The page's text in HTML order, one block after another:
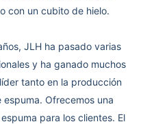
con un cubito de hielo.
JLH ha pasado varias
y ha ganado muchos
tanto en la producción
Ofrecemos una
para los clientes. El